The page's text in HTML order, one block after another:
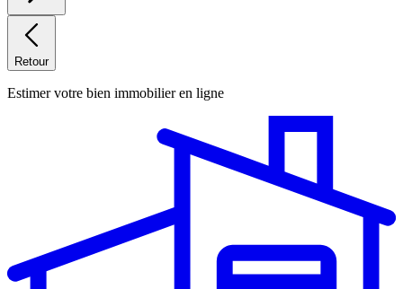
Retour
Estimer votre bien immobilier en ligne